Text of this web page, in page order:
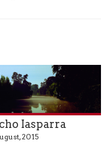
Iasparra
2015